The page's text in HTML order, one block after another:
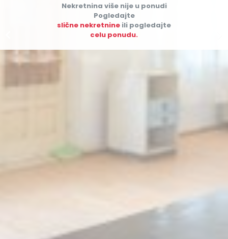
Nekretnina više nije u ponudi
Pogledajte
slične nekretnine ili pogledajte
celu ponudu.